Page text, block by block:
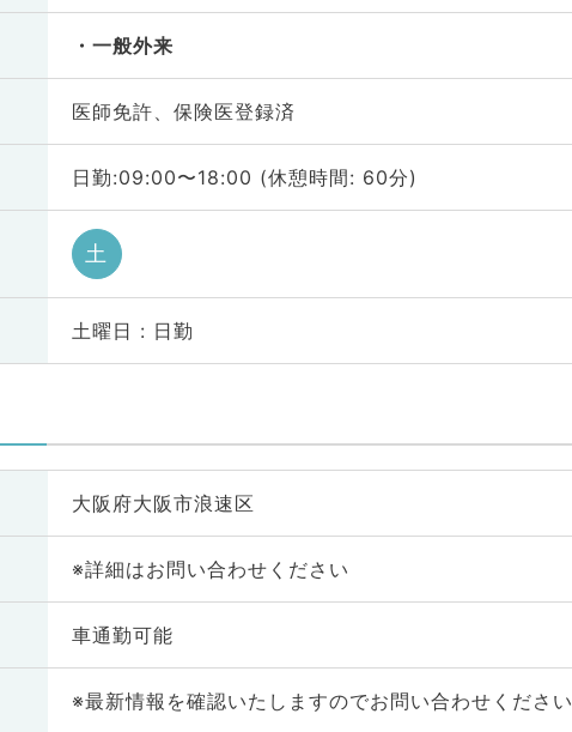
一般外来
医師免許、保険医登録済
日勤:09:00〜18:00 (休憩時間: 60分)
土
土曜日 : 日勤
大阪府大阪市浪速区
※詳細はお問い合わせください
車通勤可能
※最新情報を確認いたしますのでお問い合わせください